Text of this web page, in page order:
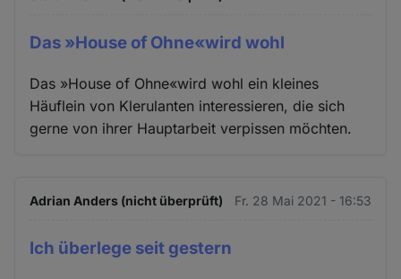
Das »House of Ohne«wird wohl
Das »House of Ohne«wird wohl ein kleines
Häuflein von Klerulanten interessieren, die sich
gerne von ihrer Hauptarbeit verpissen möchten.
Adrian Anders (nicht überprüft) Fr. 28 Mai 2021 - 16:53
Ich überlege seit gestern